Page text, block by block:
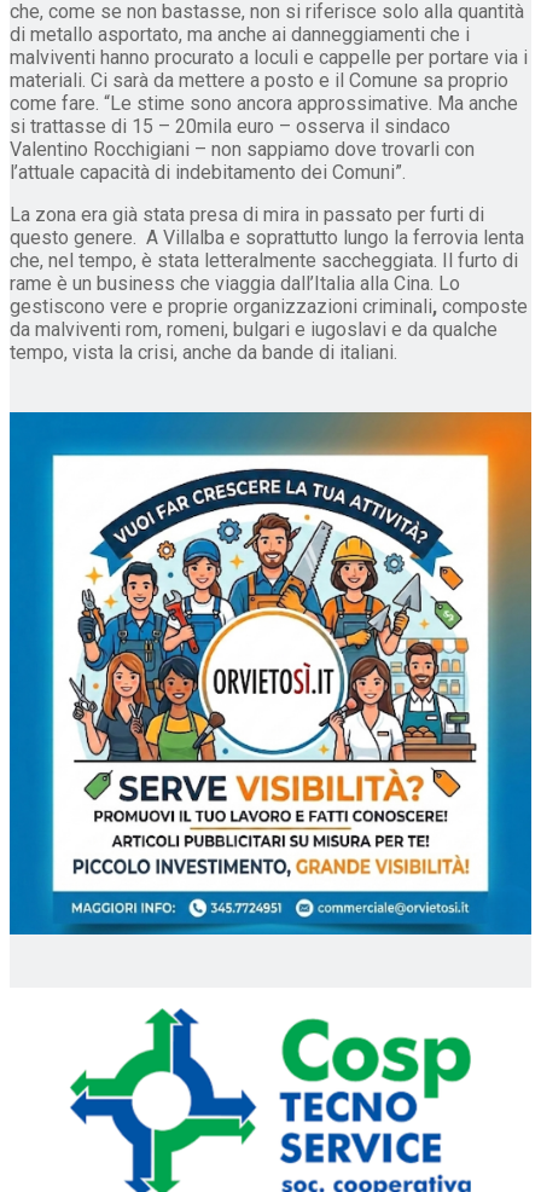
che, come se non bastasse, non si riferisce solo alla quantità
di metallo asportato, ma anche ai danneggiamenti che i
malviventi hanno procurato a loculi e cappelle per portare via i
materiali. Ci sarà da mettere a posto e il Comune sa proprio
come fare. “Le stime sono ancora approssimative. Ma anche
si trattasse di 15 – 20mila euro – osserva il sindaco
Valentino Rocchigiani – non sappiamo dove trovarli con
l’attuale capacità di indebitamento dei Comuni”.
La zona era già stata presa di mira in passato per furti di
questo genere. A Villalba e soprattutto lungo la ferrovia lenta
che, nel tempo, è stata letteralmente saccheggiata. Il furto di
rame è un business che viaggia dall’Italia alla Cina. Lo
gestiscono vere e proprie organizzazioni criminali, composte
da malviventi rom, romeni, bulgari e iugoslavi e da qualche
tempo, vista la crisi, anche da bande di italiani.